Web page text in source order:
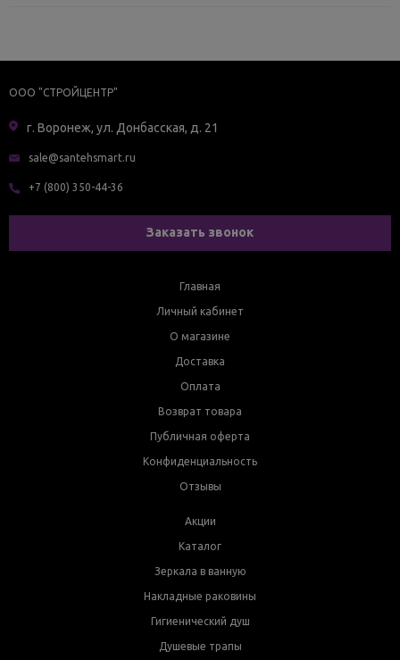
ООО "СТРОЙЦЕНТР"
г. Воронеж, ул. Донбасская, д. 21
sale@santehsmart.ru
+7 (800) 350-44-36
Заказать звонок
Главная
Личный кабинет
О магазине
Доставка
Оплата
Возврат товара
Публичная оферта
Конфиденциальность
Отзывы
Акции
Каталог
Зеркала в ванную
Накладные раковины
Гигиенический душ
Душевые трапы